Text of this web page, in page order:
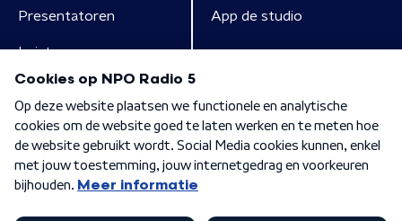
Presentatoren
Luisteren
App de studio
Algemene voorwaarden